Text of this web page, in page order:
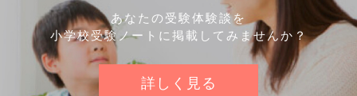
あなたの受験体験談を
小学校受験ノートに掲載してみませんか？
詳しく見る